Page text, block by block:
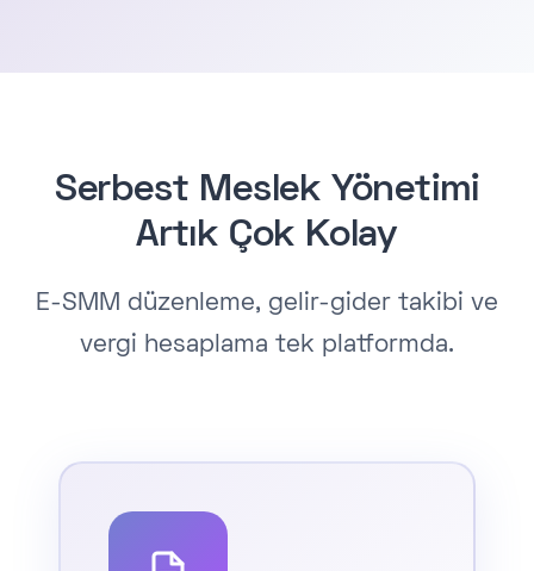
Serbest Meslek Yönetimi
Artık Çok Kolay
E-SMM düzenleme, gelir-gider takibi ve
vergi hesaplama tek platformda.